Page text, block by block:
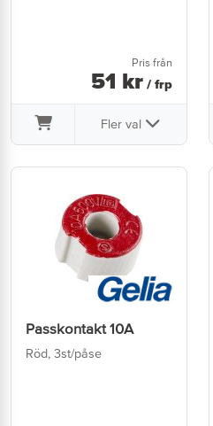
Pris från
51 kr / frp
Fler val
Passkontakt 10A
Röd, 3st/påse